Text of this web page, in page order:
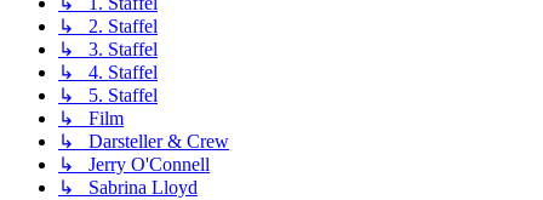
↳ 2. Staffel
↳ 3. Staffel
↳ 4. Staffel
↳ 5. Staffel
↳ Film
↳ Darsteller & Crew
↳ Jerry O'Connell
↳ Sabrina Lloyd